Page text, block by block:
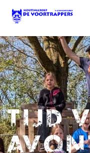
Tijd